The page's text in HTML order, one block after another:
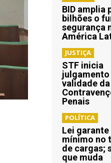
BID amplia
bilhões o
segurança
América
JUSTIÇA
STF inicia
julgamento
validade
Penais
POLÍTICA
Lei
mínimo no
de cargas;
que muda